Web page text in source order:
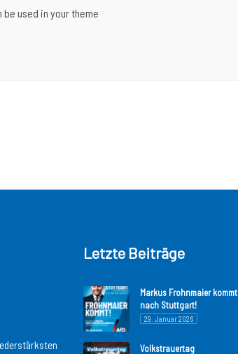
used in your theme
Letzte Beiträge
Markus Frohnmaier kommt
nach Stuttgart!
29. Januar 2026
Volkstrauertag